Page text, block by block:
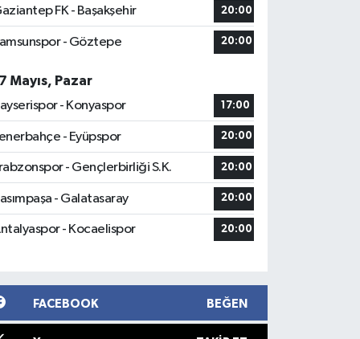
FK - Başakşehir 20:00
- Göztepe 20:00
Mayıs, Pazar
- Konyaspor
17:00
- Eyüpspor 20:00
- Gençlerbirliği S.K. 20:00
- Galatasaray 20:00
- Kocaelispor 20:00
FACEBOOK BEĞEN